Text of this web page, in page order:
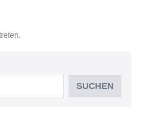
SUCHEN